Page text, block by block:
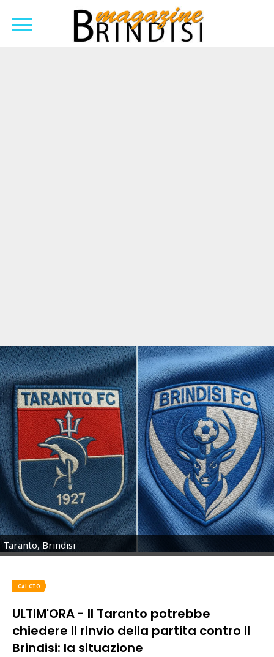
Taranto, Brindisi
CALCIO
ULTIM'ORA - Il Taranto potrebbe
chiedere il rinvio della partita contro il
Brindisi: la situazione